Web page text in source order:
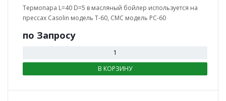
Термопара L=40 D=5 в масляный бойлер используется на
прессах Casolin модель T-60, CMC модель PC-60
по Запросу
В КОРЗИНУ